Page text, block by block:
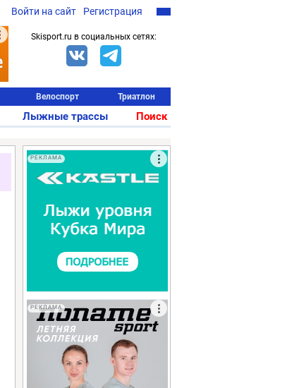
Войти на сайт Регистрация
Skisport.ru в социальных сетях:
Велоспорт Триатлон
Лыжные трассы Поиск
РЕКЛАМА
РЕКЛАМА